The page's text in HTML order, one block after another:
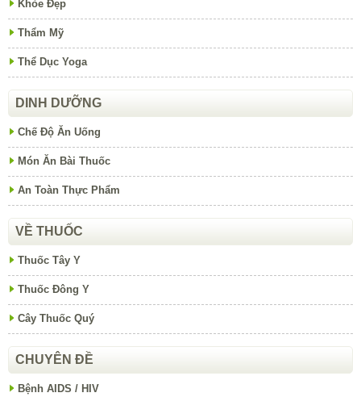
Khỏe Đẹp
Thẩm Mỹ
Thể Dục Yoga
DINH DƯỠNG
Chế Độ Ăn Uống
Món Ăn Bài Thuốc
An Toàn Thực Phẩm
VỀ THUỐC
Thuốc Tây Y
Thuốc Đông Y
Cây Thuốc Quý
CHUYÊN ĐỀ
Bệnh AIDS / HIV